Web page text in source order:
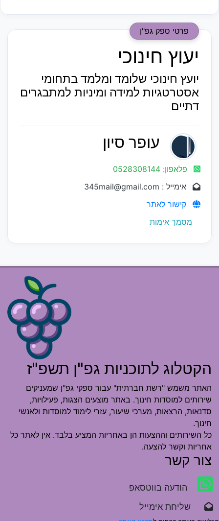
פרטי ספק גפ"ן
יעוץ חינוכי
יועץ חינוכי שלומד ומלמד בתחומי
אסטרטגיות למידה ומיניות למתבגרים
דתיים
עופר סיון
פלאפון: 0528308144
אימייל : 345mail@gmail.com
קישור לאתר
מסמך אימות
הקטלוג לתוכניות גפ"ן תשפ"ז
האתר משמש "רשת חברתית" עבור ספקי גפ"ן שמעניקים
שירותים למוסדות חינוך. באתר מוצעים הצגות, פעילויות,
סדנאות, הרצאות, מערכי שיעור, עזרי לימוד למוסדות ולאנשי
חינוך.
כל השירותים וההצעות הן באחריות המציע בלבד. אין לאתר כל
אחריות וקשר להצעה.
צור קשר
הודעה בווטסאפ
שליחת אימייל